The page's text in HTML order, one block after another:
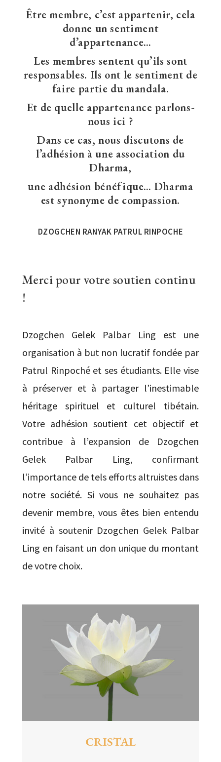
Être membre, c’est appartenir, cela
donne un sentiment
d’appartenance…
Les membres sentent qu’ils sont
responsables. Ils ont le sentiment de
faire partie du mandala.
Et de quelle appartenance parlons-
nous ici ?
Dans ce cas, nous discutons de
l’adhésion à une association du
Dharma,
une adhésion bénéfique… Dharma
est synonyme de compassion.
DZOGCHEN RANYAK PATRUL RINPOCHE
Merci pour votre soutien continu
!
Dzogchen Gelek Palbar Ling est une
organisation à but non lucratif fondée par
Patrul Rinpoché et ses étudiants. Elle vise
à préserver et à partager l’inestimable
héritage spirituel et culturel tibétain.
Votre adhésion soutient cet objectif et
contribue à l’expansion de Dzogchen
Gelek Palbar Ling, confirmant
l’importance de tels efforts altruistes dans
notre société. Si vous ne souhaitez pas
devenir membre, vous êtes bien entendu
invité à soutenir Dzogchen Gelek Palbar
Ling en faisant un don unique du montant
de votre choix.
CRISTAL